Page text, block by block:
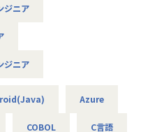
い方へ
が基本。残業は月9時間ほど
の面談やチャット相談も実
ジニア
ジニア
Azure
COBOL C言語